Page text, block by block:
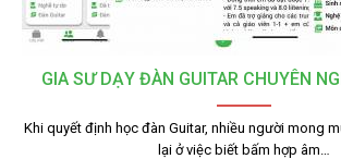
GIA SƯ DẠY ĐÀN GUITAR CHUYÊN
Khi quyết định học đàn Guitar, nhiều người mong
lại ở việc biết bấm hợp âm…